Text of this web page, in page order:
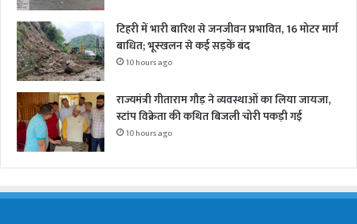
टिहरी में भारी बारिश से जनजीवन प्रभावित, 16 मोटर मार्ग
बाधित; भूस्खलन से कई सड़कें बंद
10 hours ago
राज्यमंत्री गीताराम गौड़ ने व्यवस्थाओं का लिया जायजा,
स्टांप विक्रेता की कथित बिजली चोरी पकड़ी गई
10 hours ago